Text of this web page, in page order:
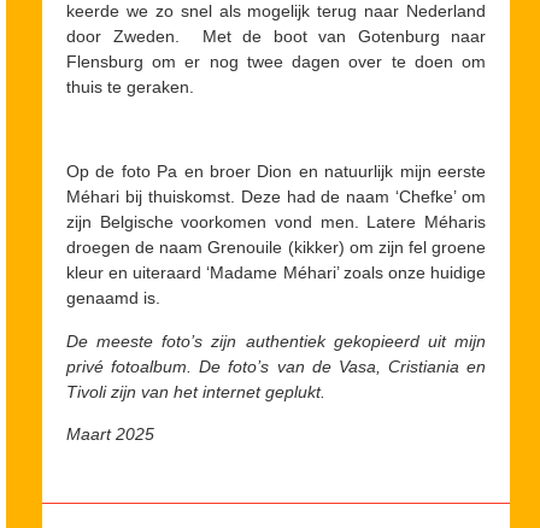
keerde we zo snel als mogelijk terug naar Nederland
door Zweden. Met de boot van Gotenburg naar
Flensburg om er nog twee dagen over te doen om
thuis te geraken.
Op de foto Pa en broer Dion en natuurlijk mijn eerste
Méhari bij thuiskomst. Deze had de naam ‘Chefke’ om
zijn Belgische voorkomen vond men. Latere Méharis
droegen de naam Grenouile (kikker) om zijn fel groene
kleur en uiteraard ‘Madame Méhari’ zoals onze huidige
genaamd is.
De meeste foto’s zijn authentiek gekopieerd uit mijn
privé fotoalbum. De foto’s van de Vasa, Cristiania en
Tivoli zijn van het internet geplukt.
Maart 2025